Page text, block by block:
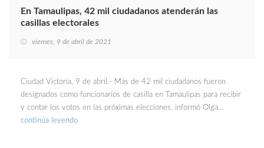
En Tamaulipas, 42 mil ciudadanos atenderán las
casillas electorales
viernes, 9 de abril de 2021
Ciudad Victoria, 9 de abril.- Más de 42 mil ciudadanos fueron
designados como funcionarios de casilla en Tamaulipas para recibir
y contar los votos en las próximas elecciones, informó Olga…
continúa leyendo